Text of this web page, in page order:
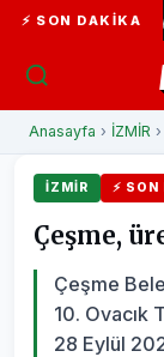
⚡ SON DAKIKA
İzmir İtfaiyesi’ne
Anasayfa › İZMİR
İZMİR ⚡
Çeşme,
Çeşme
10. Ovacık
28 Eylül